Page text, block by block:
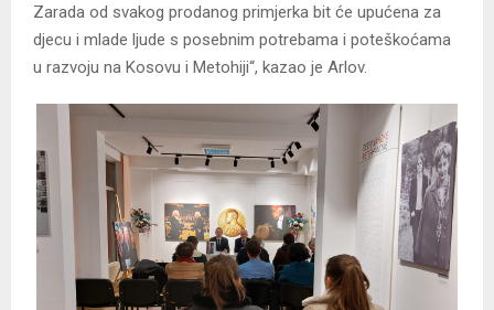
Zarada od svakog prodanog primjerka bit će upućena za
djecu i mlade ljude s posebnim potrebama i poteškoćama
u razvoju na Kosovu i Metohiji“, kazao je Arlov.